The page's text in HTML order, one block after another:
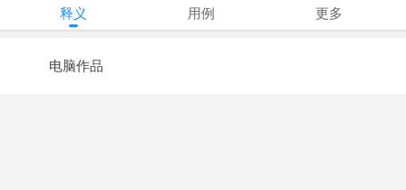
释义 用例 更多
电脑作品